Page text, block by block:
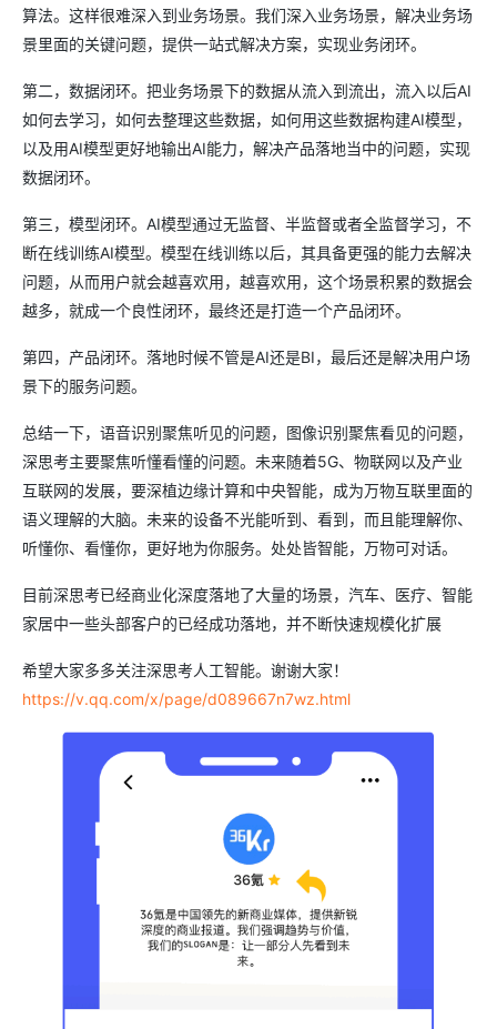
算法。这样很难深入到业务场景。我们深入业务场景，解决业务场
景里面的关键问题，提供一站式解决方案，实现业务闭环。
第二，数据闭环。把业务场景下的数据从流入到流出，流入以后AI
如何去学习，如何去整理这些数据，如何用这些数据构建AI模型，
以及用AI模型更好地输出AI能力，解决产品落地当中的问题，实现
数据闭环。
第三，模型闭环。AI模型通过无监督、半监督或者全监督学习，不
断在线训练AI模型。模型在线训练以后，其具备更强的能力去解决
问题，从而用户就会越喜欢用，越喜欢用，这个场景积累的数据会
越多，就成一个良性闭环，最终还是打造一个产品闭环。
第四，产品闭环。落地时候不管是AI还是BI，最后还是解决用户场
景下的服务问题。
总结一下，语音识别聚焦听见的问题，图像识别聚焦看见的问题，
深思考主要聚焦听懂看懂的问题。未来随着5G、物联网以及产业
互联网的发展，要深植边缘计算和中央智能，成为万物互联里面的
语义理解的大脑。未来的设备不光能听到、看到，而且能理解你、
听懂你、看懂你，更好地为你服务。处处皆智能，万物可对话。
目前深思考已经商业化深度落地了大量的场景，汽车、医疗、智能
家居中一些头部客户的已经成功落地，并不断快速规模化扩展
希望大家多多关注深思考人工智能。谢谢大家！
https://v.qq.com/x/page/d089667n7wz.html